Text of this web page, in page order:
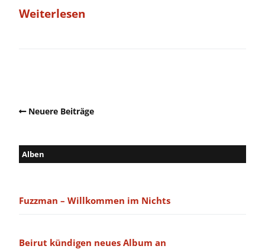
Weiterlesen
Neuere Beiträge
Alben
Fuzzman – Willkommen im Nichts
Beirut kündigen neues Album an